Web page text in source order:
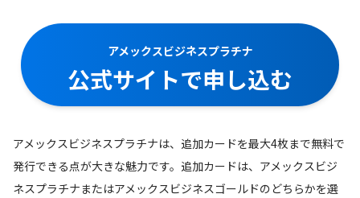
アメックスビジネスプラチナ
公式サイトで申し込む
アメックスビジネスプラチナは、追加カードを最大4枚まで無料で
発行できる点が大きな魅力です。追加カードは、アメックスビジ
ネスプラチナまたはアメックスビジネスゴールドのどちらかを選